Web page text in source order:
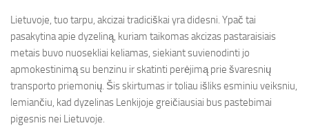
Lietuvoje, tuo tarpu, akcizai tradiciškai yra didesni. Ypač tai
pasakytina apie dyzeliną, kuriam taikomas akcizas pastaraisiais
metais buvo nuosekliai keliamas, siekiant suvienodinti jo
apmokestinimą su benzinu ir skatinti perėjimą prie švaresnių
transporto priemonių. Šis skirtumas ir toliau išliks esminiu veiksniu,
lemiančiu, kad dyzelinas Lenkijoje greičiausiai bus pastebimai
pigesnis nei Lietuvoje.